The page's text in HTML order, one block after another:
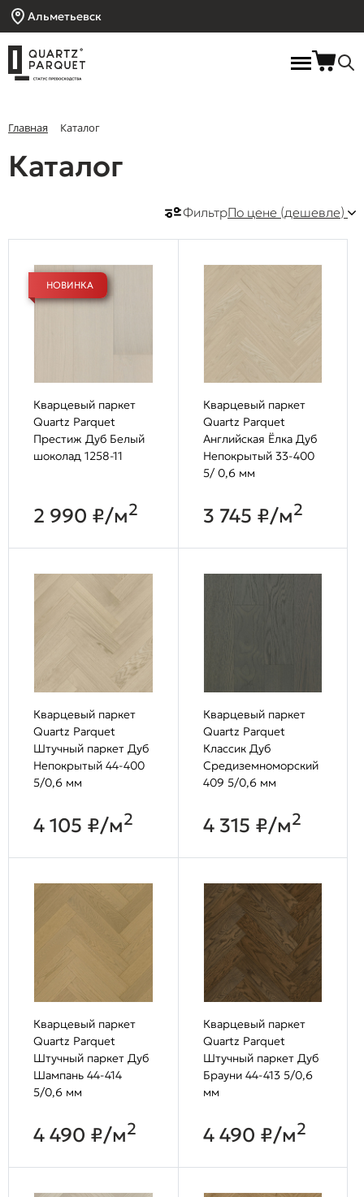
Альметьевск
Главная Каталог
Каталог
По цене (дешевле)
Фильтр
НОВИНКА
Кварцевый паркет
Quartz Parquet
Престиж Дуб Белый
шоколад 1258-11
2 990 ₽/м2
Кварцевый паркет
Quartz Parquet
Английская Ёлка Дуб
Непокрытый 33-400
5/ 0,6 мм
3 745 ₽/м2
Кварцевый паркет
Quartz Parquet
Штучный паркет Дуб
Непокрытый 44-400
5/0,6 мм
4 105 ₽/м2
Кварцевый паркет
Quartz Parquet
Классик Дуб
Средиземноморский
409 5/0,6 мм
4 315 ₽/м2
Кварцевый паркет
Quartz Parquet
Штучный паркет Дуб
Шампань 44-414
5/0,6 мм
4 490 ₽/м2
Кварцевый паркет
Quartz Parquet
Штучный паркет Дуб
Брауни 44-413 5/0,6
мм
4 490 ₽/м2